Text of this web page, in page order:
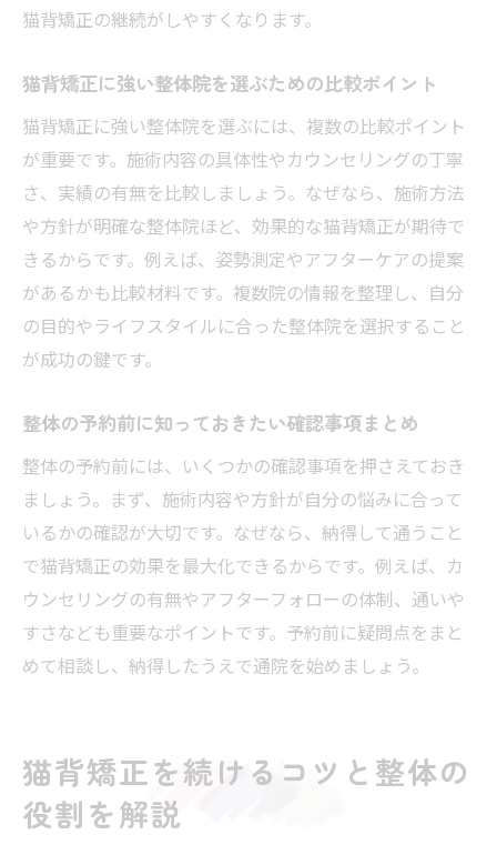
猫背矯正の継続がしやすくなります。
猫背矯正に強い整体院を選ぶための比較ポイント
猫背矯正に強い整体院を選ぶには、複数の比較ポイント
が重要です。施術内容の具体性やカウンセリングの丁寧
さ、実績の有無を比較しましょう。なぜなら、施術方法
や方針が明確な整体院ほど、効果的な猫背矯正が期待で
きるからです。例えば、姿勢測定やアフターケアの提案
があるかも比較材料です。複数院の情報を整理し、自分
の目的やライフスタイルに合った整体院を選択すること
が成功の鍵です。
整体の予約前に知っておきたい確認事項まとめ
整体の予約前には、いくつかの確認事項を押さえておき
ましょう。まず、施術内容や方針が自分の悩みに合って
いるかの確認が大切です。なぜなら、納得して通うこと
で猫背矯正の効果を最大化できるからです。例えば、カ
ウンセリングの有無やアフターフォローの体制、通いや
すさなども重要なポイントです。予約前に疑問点をまと
めて相談し、納得したうえで通院を始めましょう。
猫背矯正を続けるコツと整体の
役割を解説